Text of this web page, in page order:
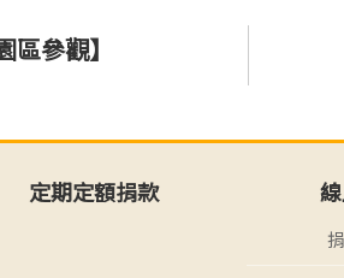
區參觀】
定期定額捐款